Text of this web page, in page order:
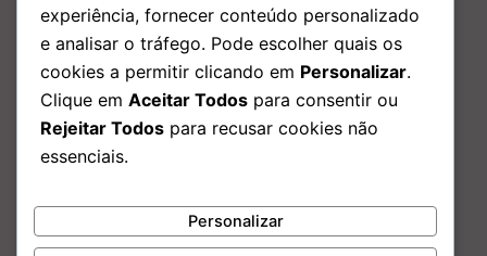
Relatório de transparência
Redes Sociais
Facebook
Instagram
Linkedin
Youtube
Nosso Endereço:
Rua São Bento, 29 – Edf. Porto Brasilis, 17º andar Centro, Rio de
experiência, fornecer conteúdo personalizado
e analisar o tráfego. Pode escolher quais os
cookies a permitir clicando em Personalizar.
Clique em Aceitar Todos para consentir ou
Rejeitar Todos para recusar cookies não
essenciais.
Personalizar